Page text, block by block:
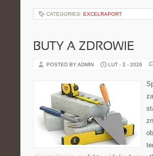
CATEGORIES: EXCELRAPORT
BUTY A ZDROWIE
POSTED BY ADMIN LUT - 3 - 2026